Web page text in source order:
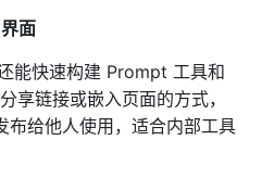
面
能快速构建 Prompt 工具和
享链接或嵌入页面的方式，
布给他人使用，适合内部工具